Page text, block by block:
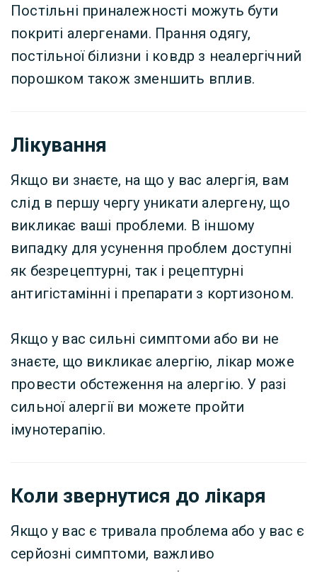
Постільні приналежності можуть бути
покриті алергенами. Прання одягу,
постільної білизни і ковдр з неалергічний
порошком також зменшить вплив.
Лікування
Якщо ви знаєте, на що у вас алергія, вам
слід в першу чергу уникати алергену, що
викликає ваші проблеми. В іншому
випадку для усунення проблем доступні
як безрецептурні, так і рецептурні
антигістамінні і препарати з кортизоном.
Якщо у вас сильні симптоми або ви не
знаєте, що викликає алергію, лікар може
провести обстеження на алергію. У разі
сильної алергії ви можете пройти
імунотерапію.
Коли звернутися до лікаря
Якщо у вас є тривала проблема або у вас є
серйозні симптоми, важливо